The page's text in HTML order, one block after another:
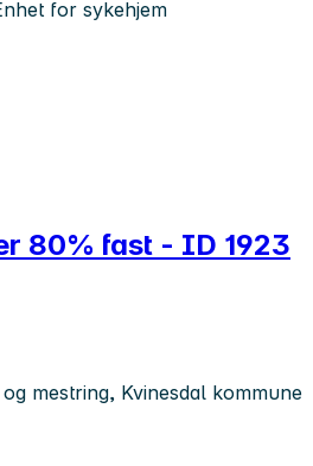
for sykehjem
80% fast - ID 1923
mestring, Kvinesdal kommune